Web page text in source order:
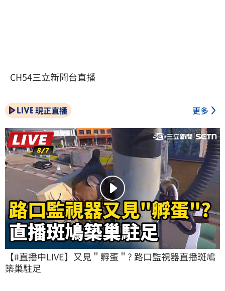
CH54三立新聞台直播
現正直播 更多
【#直播中LIVE】又見＂孵蛋＂? 路口監視器直播斑鳩
築巢駐足